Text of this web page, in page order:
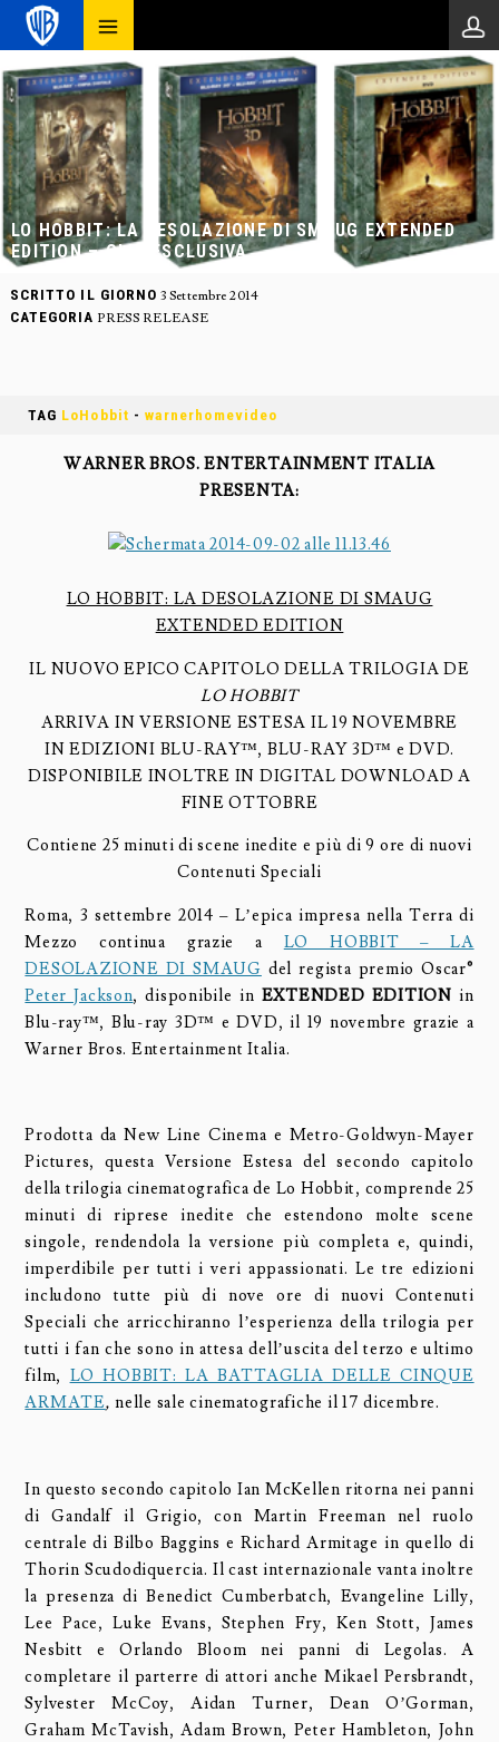
LO HOBBIT: LA DESOLAZIONE DI SMAUG EXTENDED
EDITION – CLIP ESCLUSIVA
SCRITTO IL GIORNO 3 Settembre 2014
CATEGORIA PRESS RELEASE
TAG LoHobbit -warnerhomevideo
WARNER BROS. ENTERTAINMENT ITALIA
PRESENTA:
LO HOBBIT: LA DESOLAZIONE DI SMAUG
EXTENDED EDITION
IL NUOVO EPICO CAPITOLO DELLA TRILOGIA DE
LO HOBBIT
ARRIVA IN VERSIONE ESTESA IL 19 NOVEMBRE
IN EDIZIONI BLU-RAY™, BLU-RAY 3D™ e DVD.
DISPONIBILE INOLTRE IN DIGITAL DOWNLOAD A
FINE OTTOBRE
Contiene 25 minuti di scene inedite e più di 9 ore di nuovi
Contenuti Speciali
Roma, 3 settembre 2014 – L’epica impresa nella Terra di
Mezzo continua grazie a LO HOBBIT – LA
DESOLAZIONE DI SMAUG del regista premio Oscar®
Peter Jackson, disponibile in EXTENDED EDITION in
Blu-ray™, Blu-ray 3D™ e DVD, il 19 novembre grazie a
Warner Bros. Entertainment Italia.
Prodotta da New Line Cinema e Metro-Goldwyn-Mayer
Pictures, questa Versione Estesa del secondo capitolo
della trilogia cinematografica de Lo Hobbit, comprende 25
minuti di riprese inedite che estendono molte scene
singole, rendendola la versione più completa e, quindi,
imperdibile per tutti i veri appassionati. Le tre edizioni
includono tutte più di nove ore di nuovi Contenuti
Speciali che arricchiranno l’esperienza della trilogia per
tutti i fan che sono in attesa dell’uscita del terzo e ultimo
film, LO HOBBIT: LA BATTAGLIA DELLE CINQUE
ARMATE, nelle sale cinematografiche il 17 dicembre.
In questo secondo capitolo Ian McKellen ritorna nei panni
di Gandalf il Grigio, con Martin Freeman nel ruolo
centrale di Bilbo Baggins e Richard Armitage in quello di
Thorin Scudodiquercia. Il cast internazionale vanta inoltre
la presenza di Benedict Cumberbatch, Evangeline Lilly,
Lee Pace, Luke Evans, Stephen Fry, Ken Stott, James
Nesbitt e Orlando Bloom nei panni di Legolas. A
completare il parterre di attori anche Mikael Persbrandt,
Sylvester McCoy, Aidan Turner, Dean O’Gorman,
Graham McTavish, Adam Brown, Peter Hambleton, John